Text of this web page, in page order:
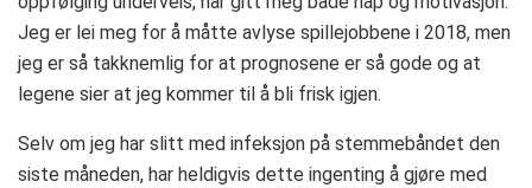
Jeg er lei meg for å måtte avlyse spillejobbene i 2018, men
jeg er så takknemlig for at prognosene er så gode og at
legene sier at jeg kommer til å bli frisk igjen.
Selv om jeg har slitt med infeksjon på stemmebåndet den
siste måneden, har heldigvis dette ingenting å gjøre med